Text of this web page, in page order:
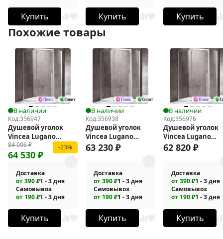
Купить Купить Купить
Похожие товары
В наличии
Код:356947
Душевой уголок
Vincea Lugano
160х100 VSR-
1L1016CL-1
84 006₽
64 530 ₽
-23%
Доставка
от 390 ₽1 - 3 дня
Самовывоз
от 190 ₽1 - 3 дня
Купить
В наличии
Код:356938
Душевой уголок
Vincea Lugano
150х100 VSR-
63 230 ₽
Доставка
от 390 ₽1 - 3 дня
Самовывоз
от 190 ₽1 - 3 дня
Купить
В наличии
Код:356976
Душевой уголок
Vincea Lugano
150х90 VSR-
62 820 ₽
Доставка
от 390 ₽1 - 3 дня
Самовывоз
от 190 ₽1 - 3 дня
Купить